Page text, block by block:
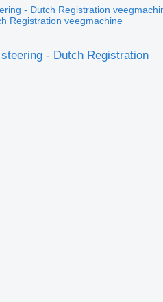
Registration veegmachine
- Dutch Registration